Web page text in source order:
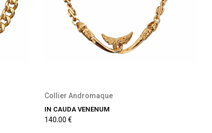
Collier Andromaque
IN CAUDA VENENUM
140,00 €